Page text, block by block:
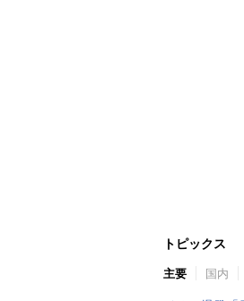
トピックス
主要 国内